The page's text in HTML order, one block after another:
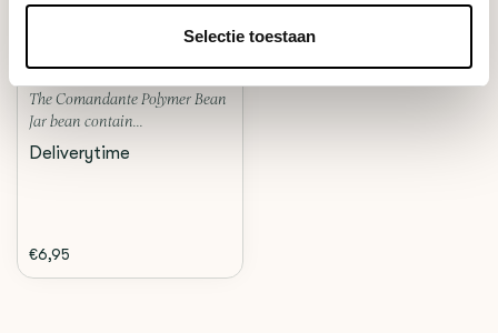
Selectie toestaan
The Comandante Polymer Bean
Jar bean contain...
Deliverytime
€6,95